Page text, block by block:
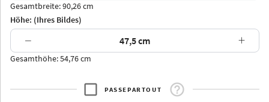
Arran Luzern
Thurgau
Gesamtbreite: 90,26 cm
Höhe: (Ihres Bildes)
− +
Gesamthöhe: 54,76 cm
PASSEPARTOUT